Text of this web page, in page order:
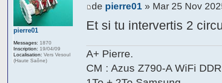
de pierre01 » Mar 25 Nov
Et si tu intervertis 2
A+ Pierre.
CM : Azus Z790-A WiFi
pierre01
Messages: 1870
Inscription: 19/04/09
Localisation: Vers Vesoul
(Haute Saône)